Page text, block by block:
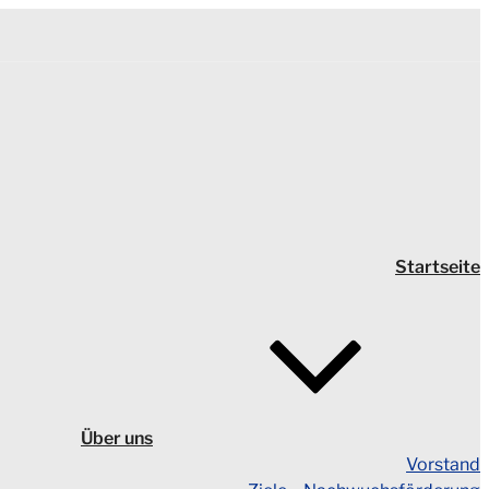
Startseite
Über uns
Vorstand